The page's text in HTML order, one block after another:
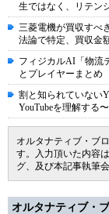
生ではなく、リテン
三菱電機が買収すべ
法論で特定、買収金
フィジカルAI「物流
とプレイヤーまとめ
割と知られていない
YouTubeを理解する〜
オルタナティブ・ブ
す。入力頂いた内容
グ、及び本記事執筆
オルタナティブ・